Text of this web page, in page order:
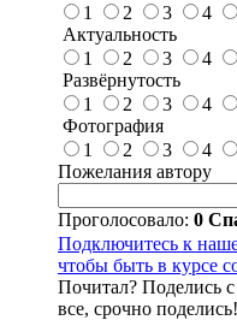
1
2 3 4
Актуальность
1
2 3 4
Развёрнутость
1
2 3 4
Фотография
1
2 3 4
Пожелания автору
Проголосовало: 0
Подключитесь к
чтобы быть в курсе
Почитал? Поделись
все, срочно